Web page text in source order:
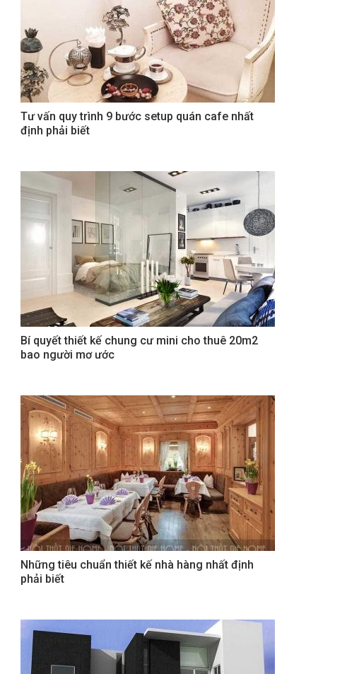
Tư vấn quy trình 9 bước setup quán cafe nhất
định phải biết
Bí quyết thiết kế chung cư mini cho thuê 20m2
bao người mơ ước
Những tiêu chuẩn thiết kế nhà hàng nhất định
phải biết